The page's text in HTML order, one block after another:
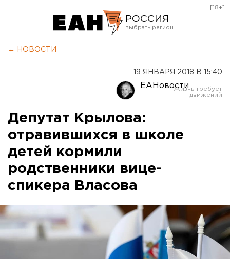
РОССИЯ
Оренбург
[18+]
← НОВОСТИ
19 ЯНВАРЯ 2018 В 15:40
ЕАНовости
Депутат Крылова:
отравившихся в школе
детей кормили
родственники вице-
спикера Власова